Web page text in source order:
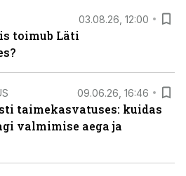
03.08.26, 12:00
toimub Läti
09.06.26, 16:46
taimekasvatuses: kuidas
valmimise aega ja